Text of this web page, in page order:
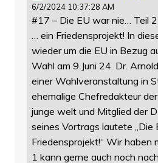
6/2/2024 10:37:28 AM
#17 – Die EU war nie… Teil 2
… ein Friedensprojekt! In
wieder um die EU in Bezug
Wahl am 9.Juni 24. Dr.
einer Wahlveranstaltung in
ehemalige Chefredakteur
junge welt und Mitglied der
seines Vortrags lautete „Die
Friedensprojekt!“ Wir haben
1 kann gerne auch noch